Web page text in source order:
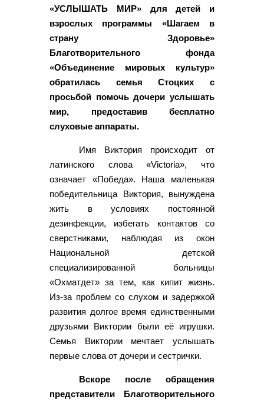
«УСЛЫШАТЬ МИР» для детей и
взрослых программы «Шагаем в
страну Здоровье»
Благотворительного фонда
«Объединение мировых культур»
обратилась семья Стоцких с
просьбой помочь дочери услышать
мир, предоставив бесплатно
слуховые аппараты.
Имя Виктория происходит от
латинского слова «Victoria», что
означает «Победа». Наша маленькая
победительница Виктория, вынуждена
жить в условиях постоянной
дезинфекции, избегать контактов со
сверстниками, наблюдая из окон
Национальной детской
специализированной больницы
«Охматдет» за тем, как кипит жизнь.
Из-за проблем со слухом и задержкой
развития долгое время единственными
друзьями Виктории были её игрушки.
Семья Виктории мечтает услышать
первые слова от дочери и сестрички.
Вскоре после обращения
представители Благотворительного